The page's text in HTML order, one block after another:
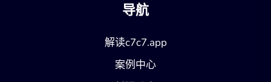
导航
解读c7c7.app
案例中心